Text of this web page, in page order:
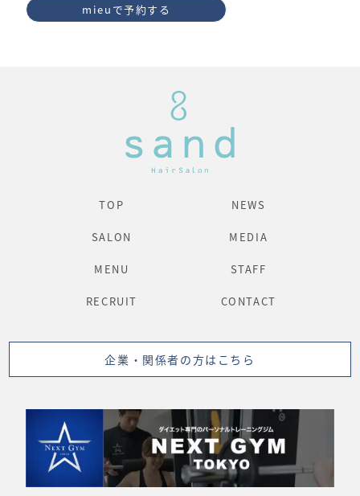
mieuで予約する
TOP NEWS
SALON MEDIA
MENU STAFF
RECRUIT CONTACT
企業・関係者の方はこちら